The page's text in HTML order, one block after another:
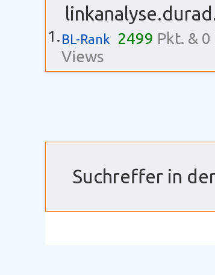
1. BL-Rank 2499 Pkt. & 0
Views
Suchreffer in